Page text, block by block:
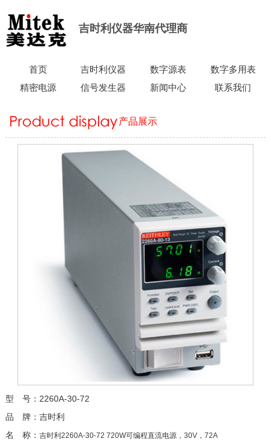
吉时利仪器华南代理商
首页 吉时利仪器 数字源表
数字多用表
精密电源
信号发生器 新闻中心 联系我们
产品展示
当前所在位置：首页>
72 720W可编程直流电源，30V，72A
型 号：2260A-30-72
品 牌：吉时利
名 称： 吉时利2260A-30-72 720W可编程直流电源，30V，72A